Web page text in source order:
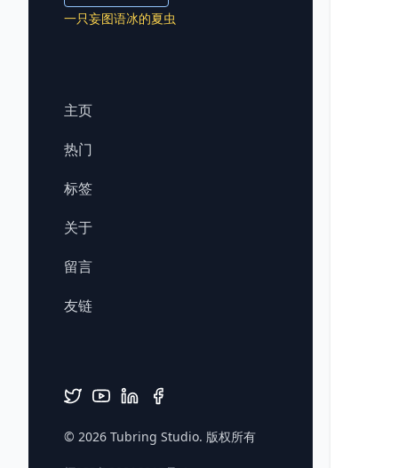
一只妄图语冰的夏虫
主页
热门
标签
关于
留言
友链
© 2026 Tubring Studio. 版权所有